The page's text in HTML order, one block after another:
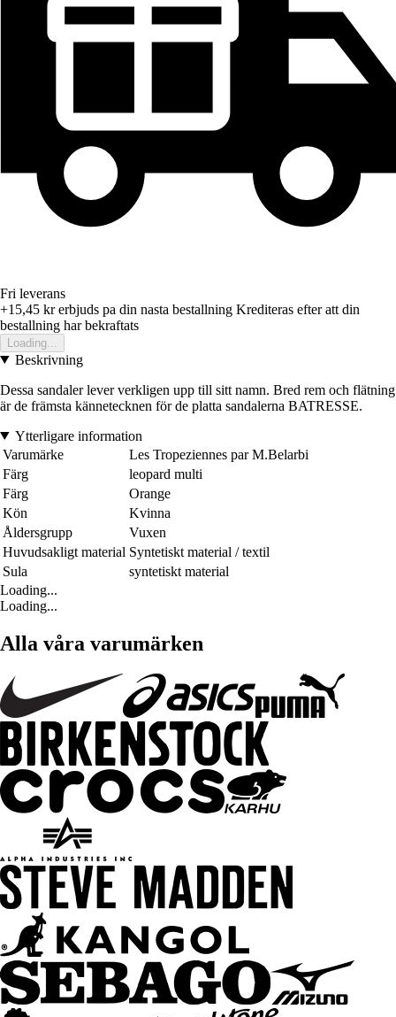
Fri leverans
+15,45 krerbjuds pa din nasta bestallning Krediteras efter att din
bestallning har bekraftats
Loading...
Beskrivning
Dessa sandaler lever verkligen upp till sitt namn. Bred rem och flätning
är de främsta kännetecknen för de platta sandalerna BATRESSE.
Ytterligare information
Varumärke
Les Tropeziennes par M.Belarbi
Färg
leopard multi
Färg
Orange
Kön
Kvinna
Åldersgrupp
Vuxen
Huvudsakligt material Syntetiskt material / textil
Sula
syntetiskt material
Loading...
Loading...
Alla våra varumärken